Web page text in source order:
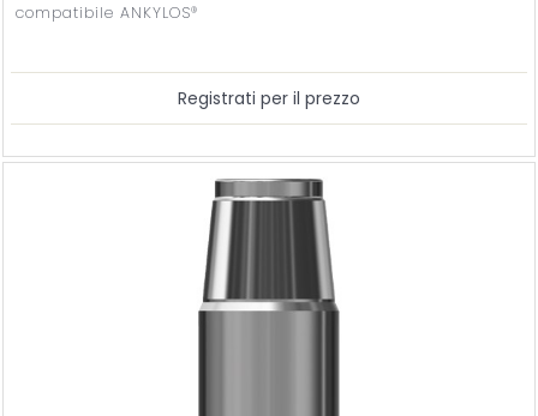
compatibile ANKYLOS®
Registrati per il prezzo